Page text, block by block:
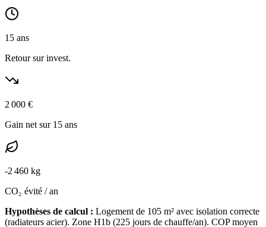
15 ans
Retour sur invest.
2 000 €
Gain net sur 15 ans
-2 460 kg
CO₂ évité / an
Hypothèses de calcul : Logement de 105 m² avec isolation correcte
(radiateurs acier). Zone H1b (225 jours de chauffe/an). COP moyen